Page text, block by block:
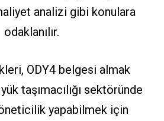
analizi gibi konulara
odaklanılır.
ODY4 belgesi almak
taşımacılığı sektöründe
yapabilmek için